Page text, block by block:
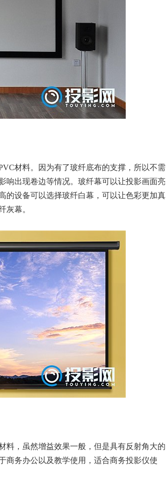
材料。因为有了玻纤底布的支撑，所以不需
响出现卷边等情况。玻纤幕可以让投影画面亮
的设备可以选择玻纤白幕，可以让色彩更加真
灰幕。
料，虽然增益效果一般，但是具有反射角大的
商务办公以及教学使用，适合商务投影仪使